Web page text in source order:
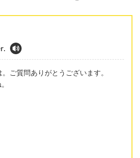
ご質問ありがとうございます。